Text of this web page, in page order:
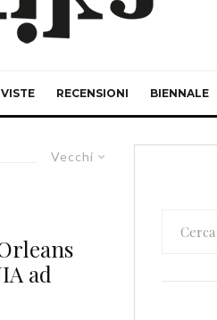
RECENSIONI BIENNALE
Vecchi
ad